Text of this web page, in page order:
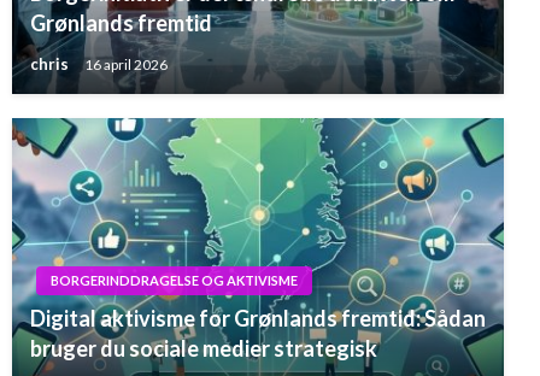
Grønlands fremtid
chris 16 april 2026
BORGERINDDRAGELSE OG AKTIVISME
Digital aktivisme for Grønlands fremtid: Sådan
bruger du sociale medier strategisk